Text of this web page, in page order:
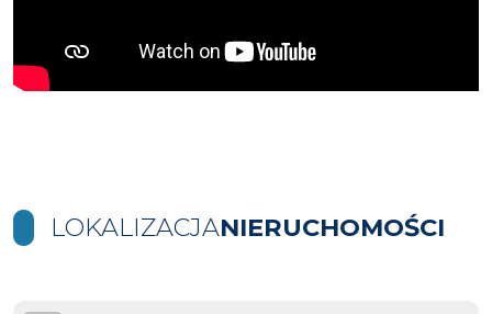
LOKALIZACJANIERUCHOMOŚCI